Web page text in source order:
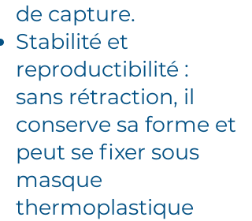
de capture.
Stabilité et
reproductibilité :
sans rétraction, il
conserve sa forme et
peut se fixer sous
masque
thermoplastique